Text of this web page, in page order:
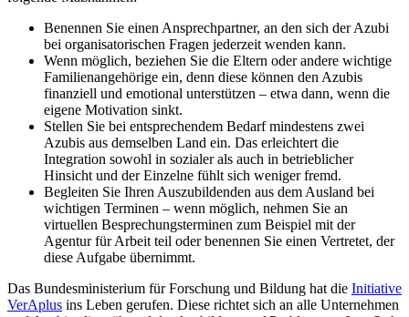
Benennen Sie einen Ansprechpartner, an den sich der Azubi
bei organisatorischen Fragen jederzeit wenden kann.
Wenn möglich, beziehen Sie die Eltern oder andere wichtige
Familienangehörige ein, denn diese können den Azubis
finanziell und emotional unterstützen – etwa dann, wenn die
eigene Motivation sinkt.
Stellen Sie bei entsprechendem Bedarf mindestens zwei
Azubis aus demselben Land ein. Das erleichtert die
Integration sowohl in sozialer als auch in betrieblicher
Hinsicht und der Einzelne fühlt sich weniger fremd.
Begleiten Sie Ihren Auszubildenden aus dem Ausland bei
wichtigen Terminen – wenn möglich, nehmen Sie an
virtuellen Besprechungsterminen zum Beispiel mit der
Agentur für Arbeit teil oder benennen Sie einen Vertretet, der
diese Aufgabe übernimmt.
Das Bundesministerium für Forschung und Bildung hat die Initiative
VerAplus ins Leben gerufen. Diese richtet sich an alle Unternehmen